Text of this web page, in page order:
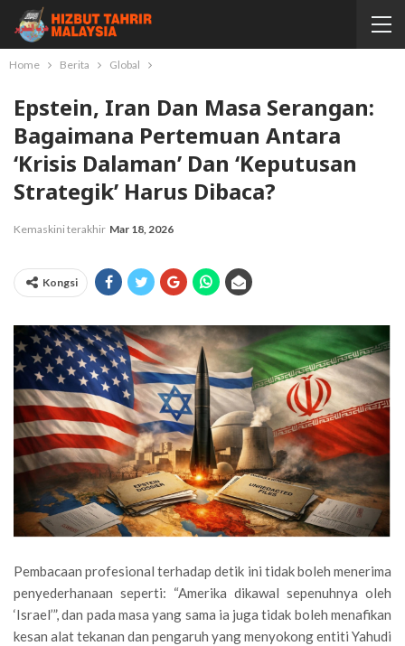
Home Berita Global
Epstein, Iran Dan Masa Serangan:
Bagaimana Pertemuan Antara
‘krisis Dalaman’ Dan ‘keputusan
Strategik’ Harus Dibaca?
Kemaskini terakhir Mar 18, 2026
Kongsi
Pembacaan profesional terhadap detik ini tidak boleh menerima
penyederhanaan seperti: “Amerika dikawal sepenuhnya oleh
‘Israel’”, dan pada masa yang sama ia juga tidak boleh menafikan
kesan alat tekanan dan pengaruh yang menyokong entiti Yahudi